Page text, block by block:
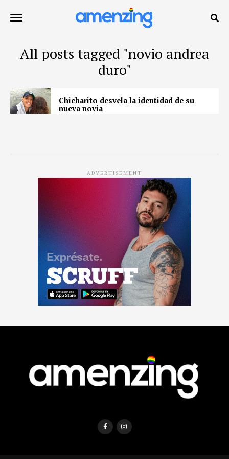
All posts tagged "novio andrea
duro"
Chicharito desvela la identidad de su
nueva novia
ADVERTISEMENT